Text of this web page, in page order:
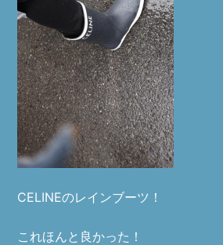
CELINEのレインブーツ！
これほんと良かった！